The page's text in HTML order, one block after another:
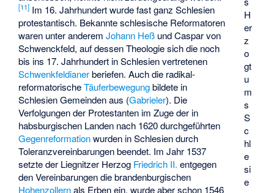
H
er
z
o
gt
u
m
s
S
c
hl
e
si
e
[11] Im 16. Jahrhundert wurde fast ganz Schlesien
protestantisch. Bekannte schlesische Reformatoren
waren unter anderemJohann Heß undCaspar von
Schwenckfeld, auf dessen Theologie sich die noch
bis ins 17. Jahrhundert in Schlesien vertretenen
Schwenkfeldianerberiefen. Auch die radikal-
reformatorischeTäuferbewegungbildete in
Schlesien Gemeinden aus (Gabrieler). Die
Verfolgungen der Protestanten im Zuge der in
habsburgischen Landen nach 1620 durchgeführten
Gegenreformationwurden in Schlesien durch
Toleranzvereinbarungen beendet. Im Jahr 1537
setzte der Liegnitzer Herzog Friedrich II. entgegen
den Vereinbarungen die brandenburgischen
Hohenzollernals Erben ein, wurde aber schon 1546